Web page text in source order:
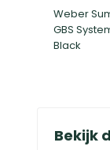
Weber
GBS
Black
Bekijk